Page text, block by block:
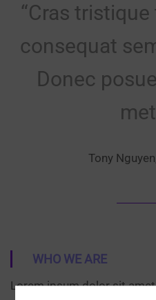
“Cras
consequat
Donec
Tony
WHO WE ARE
Lorem ipsum dolor sit